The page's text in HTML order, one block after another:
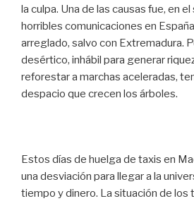
la culpa. Una de las causas fue, en
horribles comunicaciones en
arreglado, salvo con Extremadura.
desértico, inhábil para generar
reforestar a marchas aceleradas,
despacio que crecen los árboles.
Estos días de huelga de taxis en
una desviación para llegar a la
tiempo y dinero. La situación de los